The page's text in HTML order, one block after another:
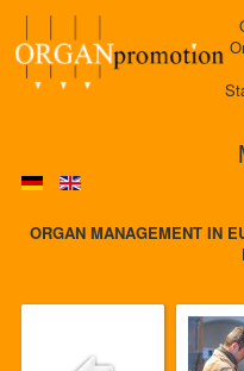
ORGAN MANAGEMENT IN